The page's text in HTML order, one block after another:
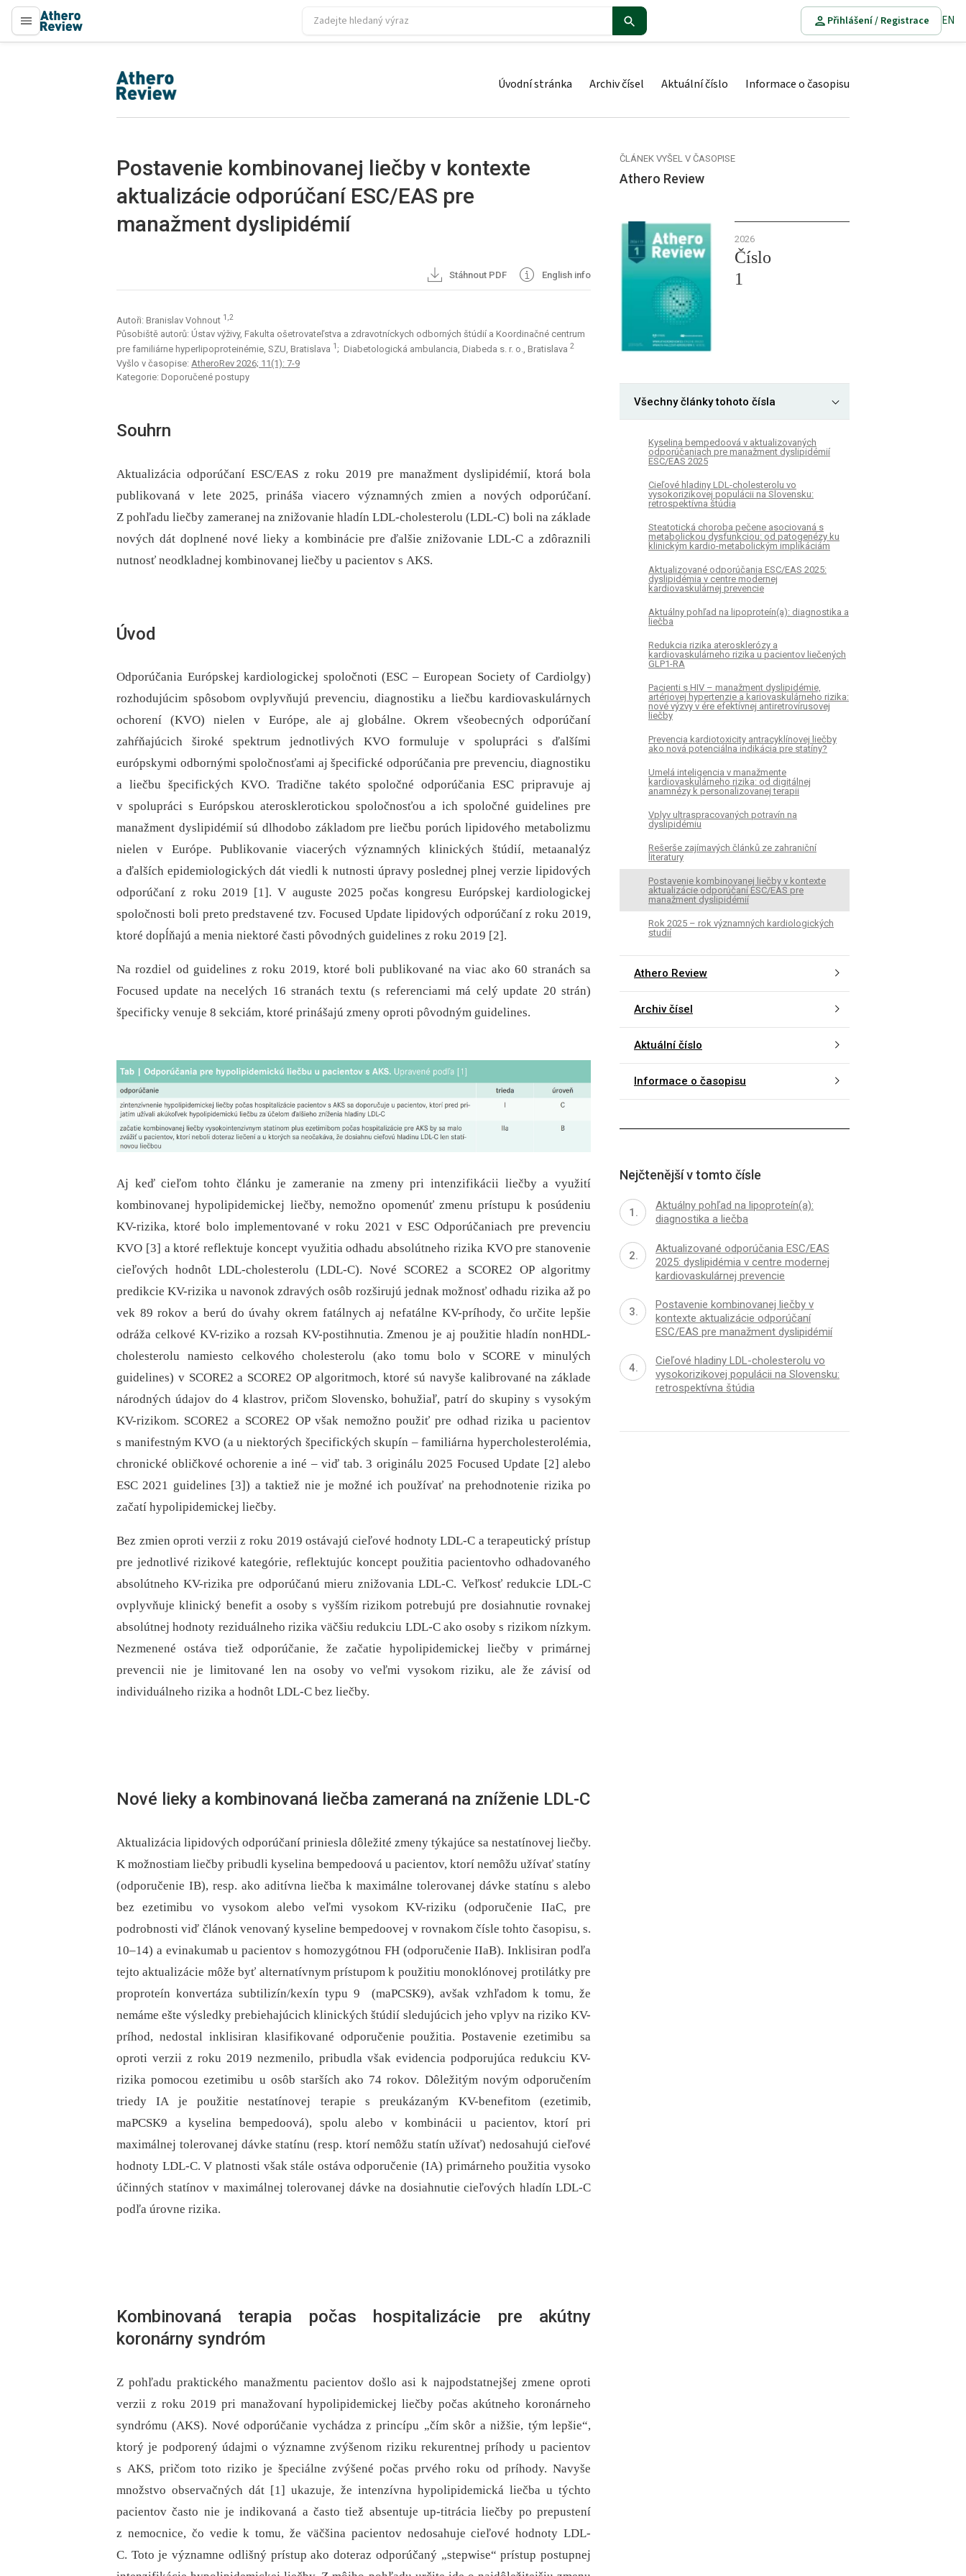
proLékaře.cz
Přihlášení / Registrace EN
proLékaře.cz Úvodní stránka Archiv čísel Aktuální číslo Informace o časopisu
Postavenie kombinovanej liečby v kontexte
aktualizácie odporúčaní ESC/EAS pre
manažment dyslipidémií
Stáhnout PDF English info
Autoři: Branislav Vohnout 1,2
Působiště autorů: Ústav výživy, Fakulta ošetrovateľstva a zdravotníckych odborných štúdií a Koordinačné centrum
pre familiárne hyperlipoproteinémie, SZU, Bratislava 1 ; Diabetologická ambulancia, Diabeda s. r. o., Bratislava 2
Vyšlo v časopise: AtheroRev 2026; 11(1): 7-9
Kategorie: Doporučené postupy
Souhrn
Aktualizácia odporúčaní ESC/EAS z roku 2019 pre manažment dyslipidémií, ktorá bola
publikovaná v lete 2025, prináša viacero významných zmien a nových odporúčaní.
Z pohľadu liečby zameranej na znižovanie hladín LDL-cholesterolu (LDL-C) boli na základe
nových dát doplnené nové lieky a kombinácie pre ďalšie znižovanie LDL-C a zdôraznili
nutnosť neodkladnej kombinovanej liečby u pacientov s AKS.
Úvod
Odporúčania Európskej kardiologickej spoločnoti (ESC –⁠ European Society of Cardiolgy)
rozhodujúcim spôsobom ovplyvňujú prevenciu, diagnostiku a liečbu kardiovaskulárnych
ochorení (KVO) nielen v Európe, ale aj globálne. Okrem všeobecných odporúčaní
zahŕňajúcich široké spektrum jednotlivých KVO formuluje v spolupráci s ďalšími
európskymi odbornými spoločnosťami aj špecifické odporúčania pre prevenciu, diagnostiku
a liečbu špecifických KVO. Tradične takéto spoločné odporúčania ESC pripravuje aj
v spolupráci s Európskou aterosklerotickou spoločnosťou a ich spoločné guidelines pre
manažment dyslipidémií sú dlhodobo základom pre liečbu porúch lipidového metabolizmu
nielen v Európe. Publikovanie viacerých významných klinických štúdií, metaanalýz
a ďalších epidemiologických dát viedli k nutnosti úpravy poslednej plnej verzie lipidových
odporúčaní z roku 2019 [1]. V auguste 2025 počas kongresu Európskej kardiologickej
spoločnosti boli preto predstavené tzv. Focused Update lipidových odporúčaní z roku 2019,
ktoré dopĺňajú a menia niektoré časti pôvodných guidelines z roku 2019 [2].
Na rozdiel od guidelines z roku 2019, ktoré boli publikované na viac ako 60 stranách sa
Focused update na necelých 16 stranách textu (s referenciami má celý update 20 strán)
špecificky venuje 8 sekciám, ktoré prinášajú zmeny oproti pôvodným guidelines.
Aj keď cieľom tohto článku je zameranie na zmeny pri intenzifikácii liečby a využití
kombinovanej hypolipidemickej liečby, nemožno opomenúť zmenu prístupu k posúdeniu
KV-rizika, ktoré bolo implementované v roku 2021 v ESC Odporúčaniach pre prevenciu
KVO [3] a ktoré reflektuje koncept využitia odhadu absolútneho rizika KVO pre stanovenie
cieľových hodnôt LDL-cholesterolu (LDL-C). Nové SCORE2 a SCORE2 OP algoritmy
predikcie KV-rizika u navonok zdravých osôb rozširujú jednak možnosť odhadu rizika až po
vek 89 rokov a berú do úvahy okrem fatálnych aj nefatálne KV-príhody, čo určite lepšie
odráža celkové KV-riziko a rozsah KV-postihnutia. Zmenou je aj použitie hladín nonHDL-
cholesterolu namiesto celkového cholesterolu (ako tomu bolo v SCORE v minulých
guidelines) v SCORE2 a SCORE2 OP algoritmoch, ktoré sú navyše kalibrované na základe
národných údajov do 4 klastrov, pričom Slovensko, bohužiaľ, patrí do skupiny s vysokým
KV-rizikom. SCORE2 a SCORE2 OP však nemožno použiť pre odhad rizika u pacientov
s manifestným KVO (a u niektorých špecifických skupín –⁠ familiárna hypercholesterolémia,
chronické obličkové ochorenie a iné –⁠ viď tab. 3 originálu 2025 Focused Update [2] alebo
ESC 2021 guidelines [3]) a taktiež nie je možné ich používať na prehodnotenie rizika po
začatí hypolipidemickej liečby.
Bez zmien oproti verzii z roku 2019 ostávajú cieľové hodnoty LDL-C a terapeutický prístup
pre jednotlivé rizikové kategórie, reflektujúc koncept použitia pacientovho odhadovaného
absolútneho KV-rizika pre odporúčanú mieru znižovania LDL-C. Veľkosť redukcie LDL-C
ovplyvňuje klinický benefit a osoby s vyšším rizikom potrebujú pre dosiahnutie rovnakej
absolútnej hodnoty reziduálneho rizika väčšiu redukciu LDL-C ako osoby s rizikom nízkym.
Nezmenené ostáva tiež odporúčanie, že začatie hypolipidemickej liečby v primárnej
prevencii nie je limitované len na osoby vo veľmi vysokom riziku, ale že závisí od
individuálneho rizika a hodnôt LDL-C bez liečby.
Nové lieky a kombinovaná liečba zameraná na zníženie LDL-C
Aktualizácia lipidových odporúčaní priniesla dôležité zmeny týkajúce sa nestatínovej liečby.
K možnostiam liečby pribudli kyselina bempedoová u pacientov, ktorí nemôžu užívať statíny
(odporučenie IB), resp. ako aditívna liečba k maximálne tolerovanej dávke statínu s alebo
bez ezetimibu vo vysokom alebo veľmi vysokom KV-riziku (odporučenie IIaC, pre
podrobnosti viď článok venovaný kyseline bempedoovej v rovnakom čísle tohto časopisu, s.
10–14) a evinakumab u pacientov s homozygótnou FH (odporučenie IIaB). Inklisiran podľa
tejto aktualizácie môže byť alternatívnym prístupom k použitiu monoklónovej protilátky pre
proproteín konvertáza subtilizín/kexín typu 9 (maPCSK9), avšak vzhľadom k tomu, že
nemáme ešte výsledky prebiehajúcich klinických štúdií sledujúcich jeho vplyv na riziko KV-
príhod, nedostal inklisiran klasifikované odporučenie použitia. Postavenie ezetimibu sa
oproti verzii z roku 2019 nezmenilo, pribudla však evidencia podporujúca redukciu KV-
rizika pomocou ezetimibu u osôb starších ako 74 rokov. Dôležitým novým odporučením
triedy IA je použitie nestatínovej terapie s preukázaným KV-benefitom (ezetimib,
maPCSK9 a kyselina bempedoová), spolu alebo v kombinácii u pacientov, ktorí pri
maximálnej tolerovanej dávke statínu (resp. ktorí nemôžu statín užívať) nedosahujú cieľové
hodnoty LDL-C. V platnosti však stále ostáva odporučenie (IA) primárneho použitia vysoko
účinných statínov v maximálnej tolerovanej dávke na dosiahnutie cieľových hladín LDL-C
podľa úrovne rizika.
Kombinovaná terapia počas hospitalizácie pre akútny
koronárny syndróm
Z pohľadu praktického manažmentu pacientov došlo asi k najpodstatnejšej zmene oproti
verzii z roku 2019 pri manažovaní hypolipidemickej liečby počas akútneho koronárneho
syndrómu (AKS). Nové odporúčanie vychádza z princípu „čím skôr a nižšie, tým lepšie“,
ktorý je podporený údajmi o významne zvýšenom riziku rekurentnej príhody u pacientov
s AKS, pričom toto riziko je špeciálne zvýšené počas prvého roku od príhody. Navyše
množstvo observačných dát [1] ukazuje, že intenzívna hypolipidemická liečba u týchto
pacientov často nie je indikovaná a často tiež absentuje up-titrácia liečby po prepustení
z nemocnice, čo vedie k tomu, že väčšina pacientov nedosahuje cieľové hodnoty LDL-
C. Toto je významne odlišný prístup ako doteraz odporúčaný „stepwise“ prístup postupnej
ČLÁNEK VYŠEL V ČASOPISE
Athero Review
2026
Číslo
1
Všechny články tohoto čísla
Kyselina bempedoová v aktualizovaných
odporúčaniach pre manažment dyslipidémií
ESC/EAS 2025
Cieľové hladiny LDL-cholesterolu vo
vysokorizikovej populácii na Slovensku:
retrospektívna štúdia
Steatotická choroba pečene asociovaná s
metabolickou dysfunkciou: od patogenézy ku
klinickým kardio-metabolickým implikáciám
Aktualizované odporúčania ESC/EAS 2025:
dyslipidémia v centre modernej
kardiovaskulárnej prevencie
Aktuálny pohľad na lipoproteín(a): diagnostika a
liečba
Redukcia rizika aterosklerózy a
kardiovaskulárneho rizika u pacientov liečených
GLP1-RA
Pacienti s HIV – manažment dyslipidémie,
artériovej hypertenzie a kariovaskulárneho rizika:
nové výzvy v ére efektívnej antiretrovírusovej
liečby
Prevencia kardiotoxicity antracyklínovej liečby
ako nová potenciálna indikácia pre statíny?
Umelá inteligencia v manažmente
kardiovaskulárneho rizika: od digitálnej
anamnézy k personalizovanej terapii
Vplyv ultraspracovaných potravín na
dyslipidémiu
Rešerše zajímavých článků ze zahraniční
literatury
Postavenie kombinovanej liečby v kontexte
aktualizácie odporúčaní ESC/EAS pre
manažment dyslipidémií
Rok 2025 – rok významných kardiologických
studií
Athero Review
Archiv čísel
Aktuální číslo
Informace o časopisu
Nejčtenější v tomto čísle
Aktuálny pohľad na lipoproteín(a):
diagnostika a liečba
Aktualizované odporúčania ESC/EAS
2025: dyslipidémia v centre modernej
kardiovaskulárnej prevencie
Postavenie kombinovanej liečby v
kontexte aktualizácie odporúčaní
ESC/EAS pre manažment dyslipidémií
Cieľové hladiny LDL-cholesterolu vo
vysokorizikovej populácii na Slovensku:
retrospektívna štúdia